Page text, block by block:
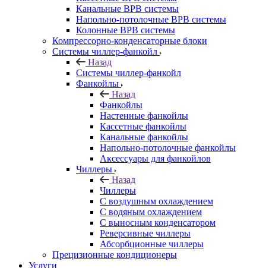
Канальные ВРВ системы
Напольно-потолочные ВРВ системы
Колонные ВРВ системы
Компрессорно-конденсаторные блоки
Системы чиллер-фанкойл
Назад
Системы чиллер-фанкойл
Фанкойлы
Назад
Фанкойлы
Настенные фанкойлы
Кассетные фанкойлы
Канальные фанкойлы
Напольно-потолочные фанкойлы
Аксессуары для фанкойлов
Чиллеры
Назад
Чиллеры
С воздушным охлаждением
С водяным охлаждением
С выносным конденсатором
Реверсивные чиллеры
Абсорбционные чиллеры
Прецизионные кондиционеры
Услуги